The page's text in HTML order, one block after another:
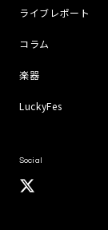
ライブレポート
コラム
楽器
LuckyFes
Social